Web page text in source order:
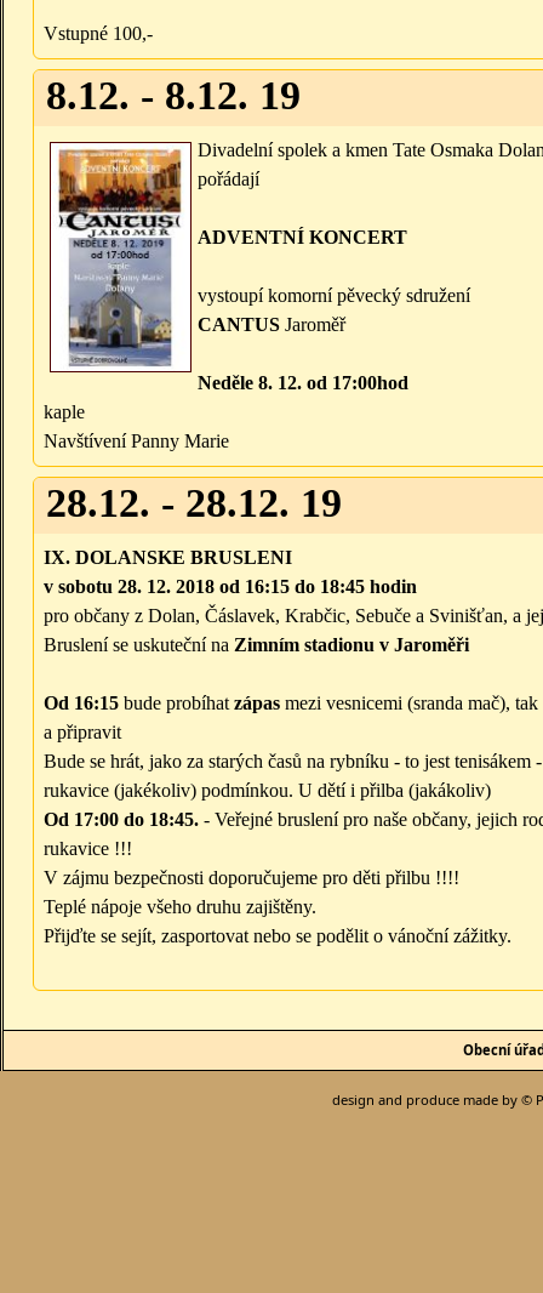
Vstupné 100,-
8.12. - 8.12. 19
Divadelní spolek a kmen Tate Osmaka
pořádají
ADVENTNÍ KONCERT
vystoupí komorní pěvecký sdružení
CANTUS Jaroměř
Neděle 8. 12. od 17:00hod
kaple
Navštívení Panny Marie
28.12. - 28.12. 19
IX. DOLANSKE BRUSLENI
v sobotu 28. 12. 2018 od 16:15 do 18:45 hodin
pro občany z Dolan, Čáslavek, Krabčic, Sebuče a Svinišťan, a
Bruslení se uskuteční na Zimním stadionu v Jaroměři
Od 16:15 bude probíhatzápas mezi vesnicemi (sranda mač),
a připravit
Bude se hrát, jako za starých časů na rybníku - to jest
rukavice (jakékoliv) podmínkou. U dětí i přilba (jakákoliv)
Od 17:00 do 18:45. - Veřejné bruslení pro naše občany, jejich
rukavice !!!
V zájmu bezpečnosti doporučujeme pro děti přilbu !!!!
Teplé nápoje všeho druhu zajištěny.
Přijďte se sejít, zasportovat nebo se podělit o vánoční zážitky.
Obecní
design and produce made by ©